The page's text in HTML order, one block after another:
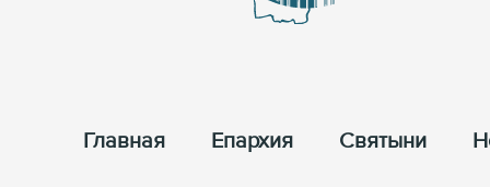
Главная Епархия Cвятыни